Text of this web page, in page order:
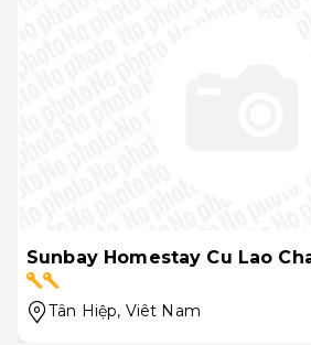
Sunbay Homestay Cu Lao
Tân Hiệp, Viêt Nam